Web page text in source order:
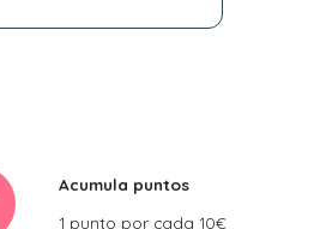
era:
es:
Acumula puntos
1 punto por cada 10€